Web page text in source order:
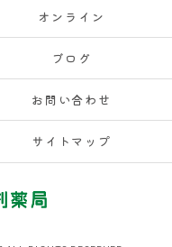
オンライン
ブログ
お問い合わせ
サイトマップ